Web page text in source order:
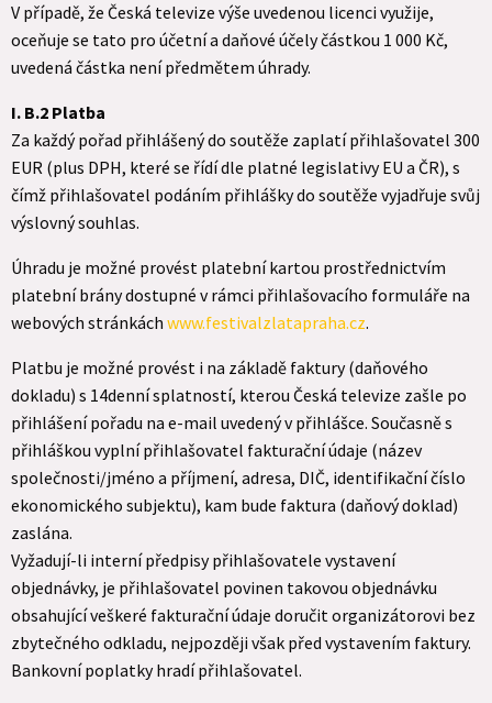
V případě, že Česká televize výše uvedenou licenci využije,
oceňuje se tato pro účetní a daňové účely částkou 1 000 Kč,
uvedená částka není předmětem úhrady.
I. B.2 Platba
Za každý pořad přihlášený do soutěže zaplatí přihlašovatel 300
EUR (plus DPH, které se řídí dle platné legislativy EU a ČR), s
čímž přihlašovatel podáním přihlášky do soutěže vyjadřuje svůj
výslovný souhlas.
Úhradu je možné provést platební kartou prostřednictvím
platební brány dostupné v rámci přihlašovacího formuláře na
webových stránkách www.festivalzlatapraha.cz.
Platbu je možné provést i na základě faktury (daňového
dokladu) s 14denní splatností, kterou Česká televize zašle po
přihlášení pořadu na e-mail uvedený v přihlášce. Současně s
přihláškou vyplní přihlašovatel fakturační údaje (název
společnosti/jméno a příjmení, adresa, DIČ, identifikační číslo
ekonomického subjektu), kam bude faktura (daňový doklad)
zaslána.
Vyžadují-li interní předpisy přihlašovatele vystavení
objednávky, je přihlašovatel povinen takovou objednávku
obsahující veškeré fakturační údaje doručit organizátorovi bez
zbytečného odkladu, nejpozději však před vystavením faktury.
Bankovní poplatky hradí přihlašovatel.